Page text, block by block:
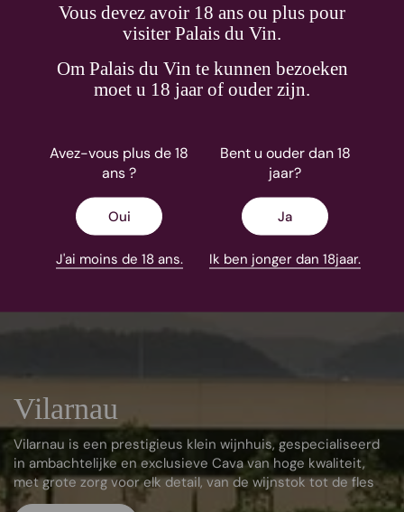
Vous devez avoir 18 ans ou plus pour
visiter Palais du Vin.
Om Palais du Vin te kunnen bezoeken
moet u 18 jaar of ouder zijn.
Avez-vous plus de 18
ans ?
Oui
J'ai moins de 18 ans.
Bent u ouder dan 18
jaar?
Ja
Ik ben jonger dan 18jaar.
Vilarnau
Vilarnau is een prestigieus klein wijnhuis, gespecialiseerd
in ambachtelijke en exclusieve Cava van hoge kwaliteit,
met grote zorg voor elk detail, van de wijnstok tot de fles